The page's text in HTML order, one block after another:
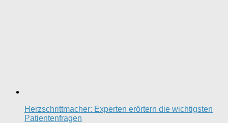
Herzschrittmacher: Experten erörtern die wichtigsten
Patientenfragen